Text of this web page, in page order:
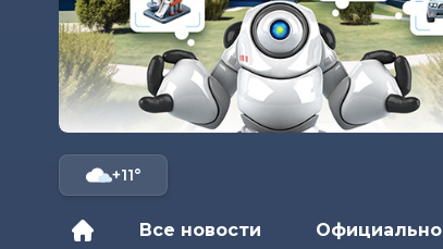
+11°
Все новости Официально